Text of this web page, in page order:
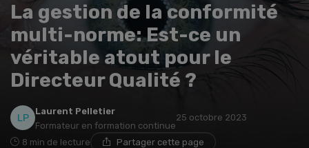
La gestion de la conformité
multi-norme: Est-ce un
véritable atout pour le
Directeur Qualité ?
Laurent Pelletier
Formateur en formation continue
25 octobre 2023
8 min de lecture Partager cette page